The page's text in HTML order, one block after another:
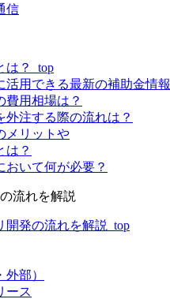
信
は？_top
活用できる最新の補助金情報
費用相場は？
外注する際の流れは？
メリットや
は？
おいて何が必要？
流れを解説
開発の流れを解説_top
部）
ース